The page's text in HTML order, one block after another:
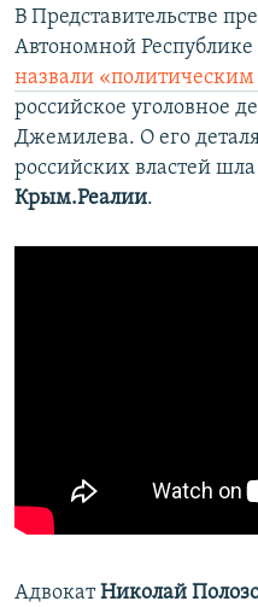
В Представительстве
Автономной
назвали
российское уголовное
Джемилева. О его
российских властей
Крым.Реалии.
АдвокатНиколай